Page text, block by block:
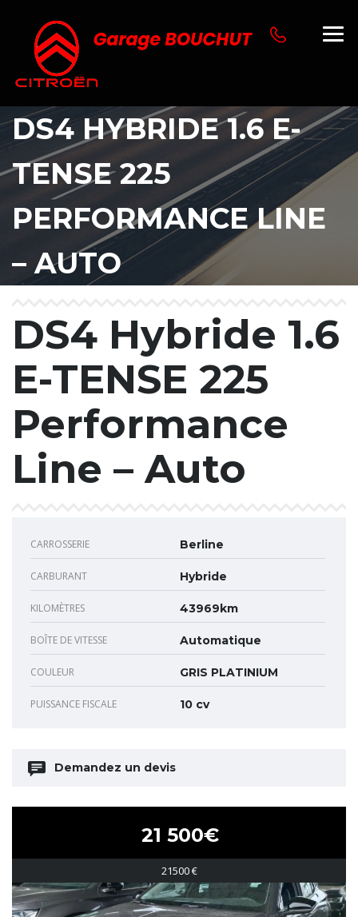
DS4 HYBRIDE 1.6 E-
TENSE 225
PERFORMANCE LINE
– AUTO
DS4 Hybride 1.6
E-TENSE 225
Performance
Line – Auto
CARROSSERIE Berline
CARBURANT Hybride
KILOMÈTRES 43969km
BOÎTE DE VITESSE Automatique
COULEUR GRIS PLATINIUM
PUISSANCE FISCALE 10 cv
Demandez un devis
21 500€
21500 €